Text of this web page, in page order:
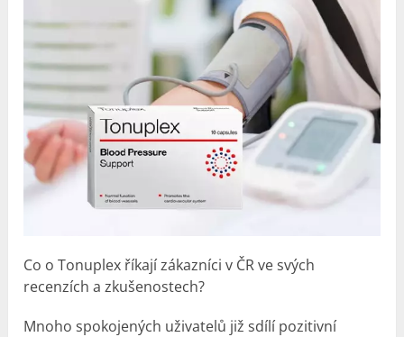
Co o Tonuplex říkají zákazníci v ČR ve svých
recenzích a zkušenostech?
Mnoho spokojených uživatelů již sdílí pozitivní